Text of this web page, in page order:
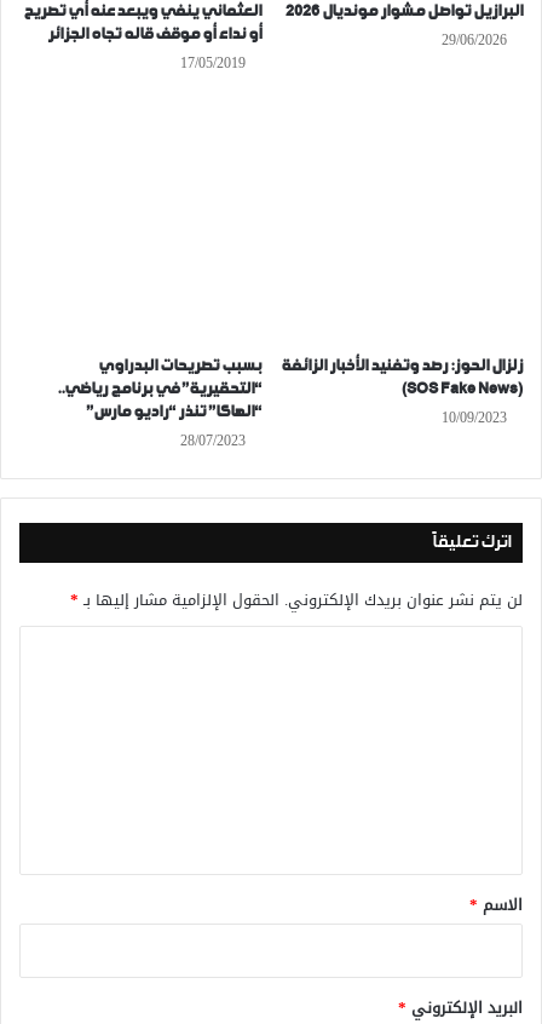
البرازيل تواصل مشوار مونديال 2026
29/06/2026
العثماني ينفي ويبعد عنه أي تصريح
أو نداء أو موقف قاله تجاه الجزائر
17/05/2019
زلزال الحوز: رصد وتفنيد الأخبار الزائفة
(SOS Fake News)
10/09/2023
بسبب تصريحات البدراوي
“التحقيرية” في برنامج رياضي..
“الهاكا” تنذر “راديو مارس”
28/07/2023
اترك تعليقاً
لن يتم نشر عنوان بريدك الإلكتروني. الحقول الإلزامية مشار إليها بـ*
*
الاسم *
البريد الإلكتروني *